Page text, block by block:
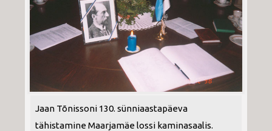
Jaan Tõnissoni 130. sünniaastapäeva
tähistamine Maarjamäe lossi kaminasaalis.